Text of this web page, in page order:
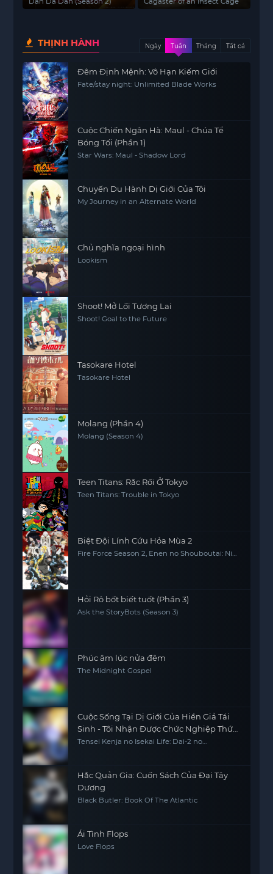
THỊNH HÀNH Ngày Tuần Tháng Tất cả
Đêm Định Mệnh: Vô Hạn Kiếm Giới
Fate/stay night: Unlimited Blade Works
Cuộc Chiến Ngân Hà: Maul - Chúa Tể
Bóng Tối (Phần 1)
Star Wars: Maul - Shadow Lord
Chuyến Du Hành Dị Giới Của Tôi
My Journey in an Alternate World
Chủ nghĩa ngoại hình
Lookism
Shoot! Mở Lối Tương Lai
Shoot! Goal to the Future
Tasokare Hotel
Tasokare Hotel
Molang (Phần 4)
Molang (Season 4)
Teen Titans: Rắc Rối Ở Tokyo
Teen Titans: Trouble in Tokyo
Biệt Đội Lính Cứu Hỏa Mùa 2
Fire Force Season 2, Enen no Shouboutai: Ni
Hỏi Rô bốt biết tuốt (Phần 3)
Ask the StoryBots (Season 3)
Phúc âm lúc nửa đêm
The Midnight Gospel
Cuộc Sống Tại Dị Giới Của Hiền Giả Tái
Sinh - Tôi Nhận Được Chức Nghiệp Thứ
Hai, Và Đã Trở Thành Người Mạnh Nhất
Tensei Kenja no Isekai Life: Dai-2 no
Sage in the World
Hắc Quản Gia: Cuốn Sách Của Đại Tây
Dương
Black Butler: Book Of The Atlantic
Ái Tình Flops
Love Flops